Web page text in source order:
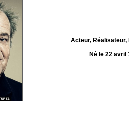
Acteur,
Né le 22 avril